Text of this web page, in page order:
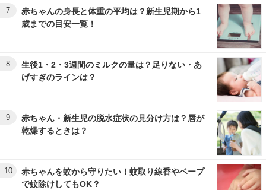
7
赤ちゃんの身長と体重の平均は？新生児期から1
歳までの目安一覧！
8
生後1・2・3週間のミルクの量は？足りない・あ
げすぎのラインは？
9
赤ちゃん・新生児の脱水症状の見分け方は？唇が
乾燥するときは？
10
赤ちゃんを蚊から守りたい！蚊取り線香やベープ
で蚊除けしてもOK？